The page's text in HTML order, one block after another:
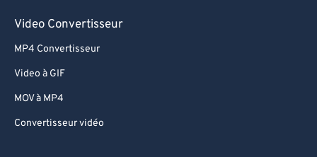
Video Convertisseur
MP4 Convertisseur
Video à GIF
MOV à MP4
Convertisseur vidéo